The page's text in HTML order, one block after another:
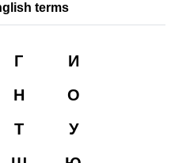
terms
Г
И
Н
О
Т
У